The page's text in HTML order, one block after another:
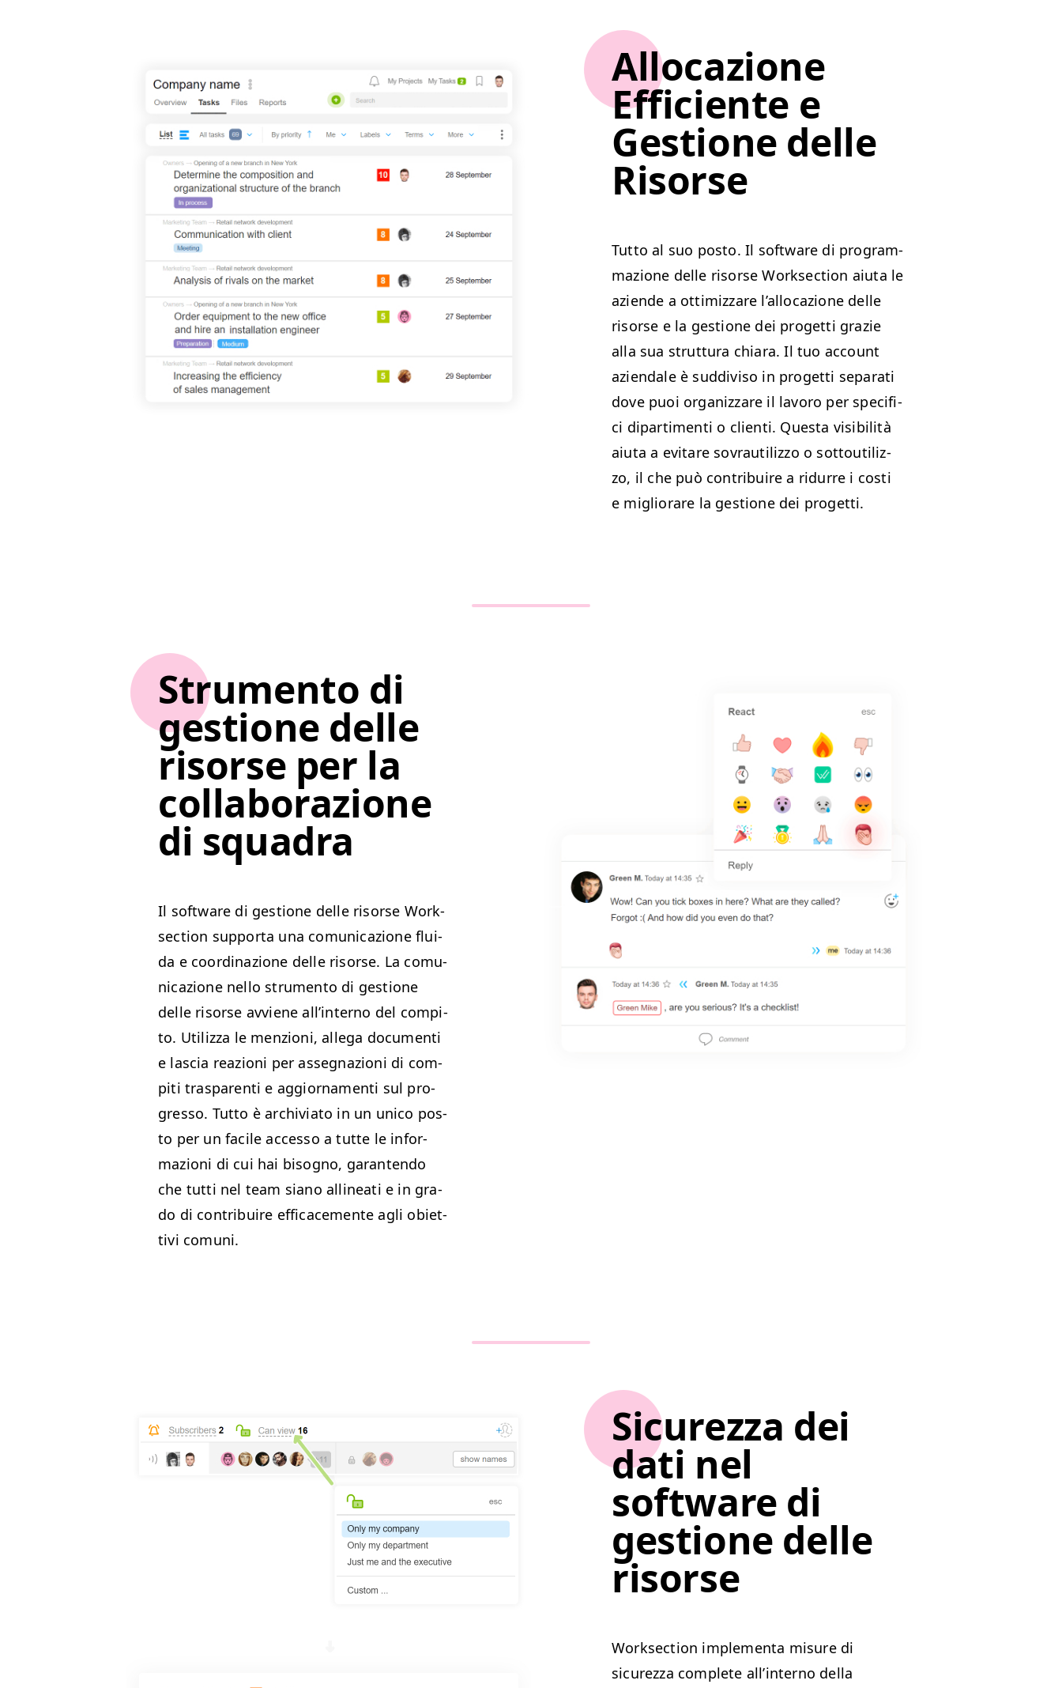
Allocazione
Efficiente e
Gestione delle
Risorse
Tut­to al suo pos­to. Il soft­ware di pro­gram­
mazione delle risorse Work­sec­tion aiu­ta le
aziende a ottimiz­zare l’al­lo­cazione delle
risorse e la ges­tione dei prog­et­ti gra­zie
alla sua strut­tura chiara. Il tuo account
azien­dale è sud­di­vi­so in prog­et­ti sep­a­rati
dove puoi orga­niz­zare il lavoro per speci­fi­
ci dipar­ti­men­ti o cli­en­ti. Ques­ta vis­i­bil­ità
aiu­ta a evitare sovrauti­liz­zo o sot­touti­liz­
zo, il che può con­tribuire a ridurre i costi
e miglio­rare la ges­tione dei progetti.
Strumento di
gestione delle
risorse per la
collaborazione
di squadra
Il soft­ware di ges­tione delle risorse Work­
sec­tion sup­por­ta una comu­ni­cazione flu­i­
da e coor­di­nazione delle risorse. La comu­
ni­cazione nel­lo stru­men­to di ges­tione
delle risorse avviene all’in­ter­no del com­pi­
to. Uti­liz­za le men­zioni, alle­ga doc­u­men­ti
e las­cia reazioni per asseg­nazioni di com­
pi­ti traspar­en­ti e aggior­na­men­ti sul pro­
gres­so. Tut­to è archivi­a­to in un uni­co pos­
to per un facile acces­so a tutte le infor­
mazioni di cui hai bisog­no, garan­ten­do
che tut­ti nel team siano allineati e in gra­
do di con­tribuire effi­cace­mente agli obi­et­
tivi comuni.
Sicurezza dei
dati nel
software di
gestione delle
risorse
Work­sec­tion imple­men­ta mis­ure di
sicurez­za com­plete all’in­ter­no del­la